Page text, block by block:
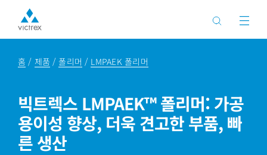
홈 제품 폴리머 LMPAEK 폴리머
빅트렉스 LMPAEK™ 폴리머: 가공
용이성 향상, 더욱 견고한 부품, 빠
른 생산